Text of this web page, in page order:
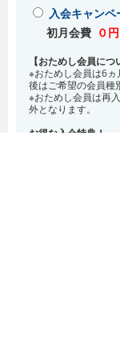
入会キャンペ
初月会費 ０円
【おためし会員につ
※おためし会員は6ヵ
後はご希望の会員種
※おためし会員は再
外となります。
お得な入会特典！